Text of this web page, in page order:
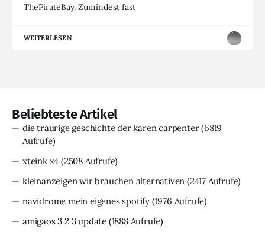
ThePirateBay. Zumindest fast
WEITERLESEN
Beliebteste Artikel
die traurige geschichte der karen carpenter(6819
Aufrufe)
xteink x4 (2508 Aufrufe)
kleinanzeigen wir brauchen alternativen (2417 Aufrufe)
navidrome mein eigenes spotify (1976 Aufrufe)
amigaos 3 2 3 update (1888 Aufrufe)